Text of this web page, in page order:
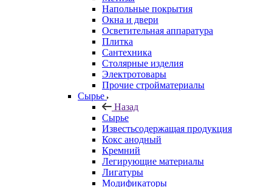
Напольные покрытия
Окна и двери
Осветительная аппаратура
Плитка
Сантехника
Столярные изделия
Электротовары
Прочие стройматериалы
Сырье
Назад
Сырье
Известьсодержащая продукция
Кокс анодный
Кремний
Легирующие материалы
Лигатуры
Модификаторы